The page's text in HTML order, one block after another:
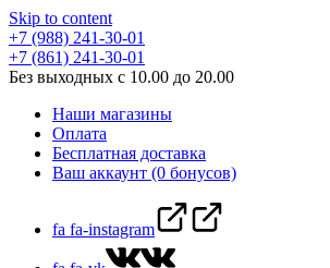
Skip to content
+7 (988) 241-30-01
+7 (861) 241-30-01
Без выходных с 10.00 до 20.00
Наши магазины
Оплата
Бесплатная доставка
Ваш аккаунт (0 бонусов)
fa fa-instagram